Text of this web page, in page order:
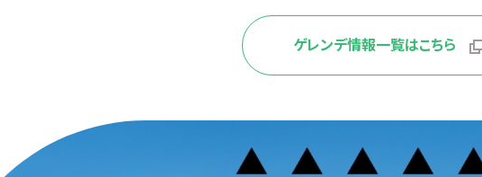
ゲレンデ情報一覧はこちら